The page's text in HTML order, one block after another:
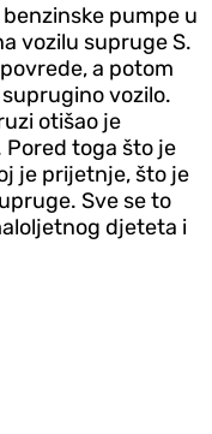
pumpe u
vozilu supruge S.
a potom
vozilo.
otišao je
toga što je
je prijetnje, što je
Sve se to
djeteta i